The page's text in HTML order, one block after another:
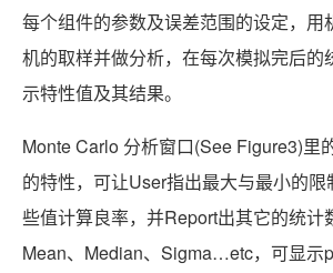
每个组件的参数及误差范围的设定，用
机的取样并做分析，在每次模拟完后的
示特性值及其结果。
Monte Carlo 分析窗口(See Figure3)里
的特性，可让User指出最大与最小的
些值计算良率，并Report出其它的统计
Mean、Median、Sigma…etc，可显示